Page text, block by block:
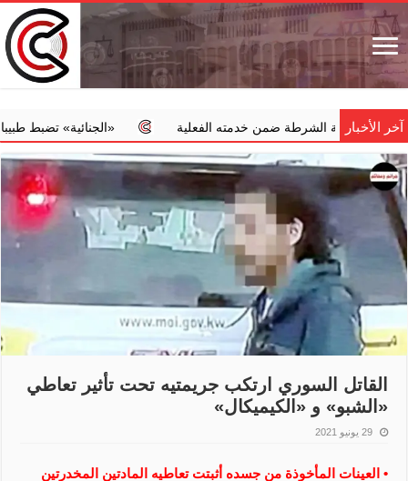
آخر الأخبار
الشرطة ضمن خدمته الفعلية ‏«الجنائية» تضبط طبيبا يجري
القاتل السوري ارتكب جريمتيه تحت تأثير تعاطي
«الشبو» و «الكيميكال»
29 يونيو 2021
• العينات المأخوذة من جسده أثبتت تعاطيه المادتين المخدرتين